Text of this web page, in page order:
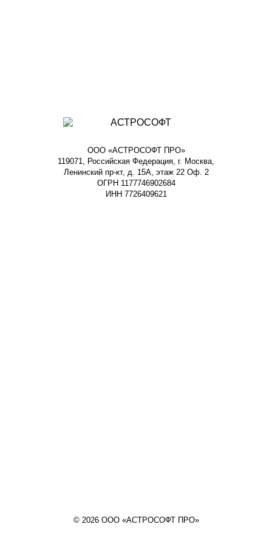
ООО «АСТРОСОФТ ПРО»
119071, Российская Федерация, г. Москва,
Ленинский пр-кт, д. 15А, этаж 22 Оф. 2
ОГРН 1177746902684
ИНН 7726409621
© 2026 ООО «АСТРОСОФТ ПРО»